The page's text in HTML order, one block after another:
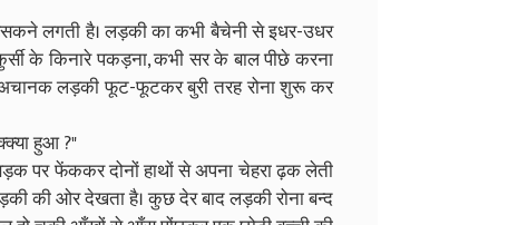
लगती है। लड़की का कभी बैचेनी से इधर-उधर
के किनारे पकड़ना, कभी सर के बाल पीछे करना
अचानक लड़की फूट-फूटकर बुरी तरह रोना शुरू कर
हुआ ?"
पर फेंककर दोनों हाथों से अपना चेहरा ढ़क लेती
की ओर देखता है। कुछ देर बाद लड़की रोना बन्द